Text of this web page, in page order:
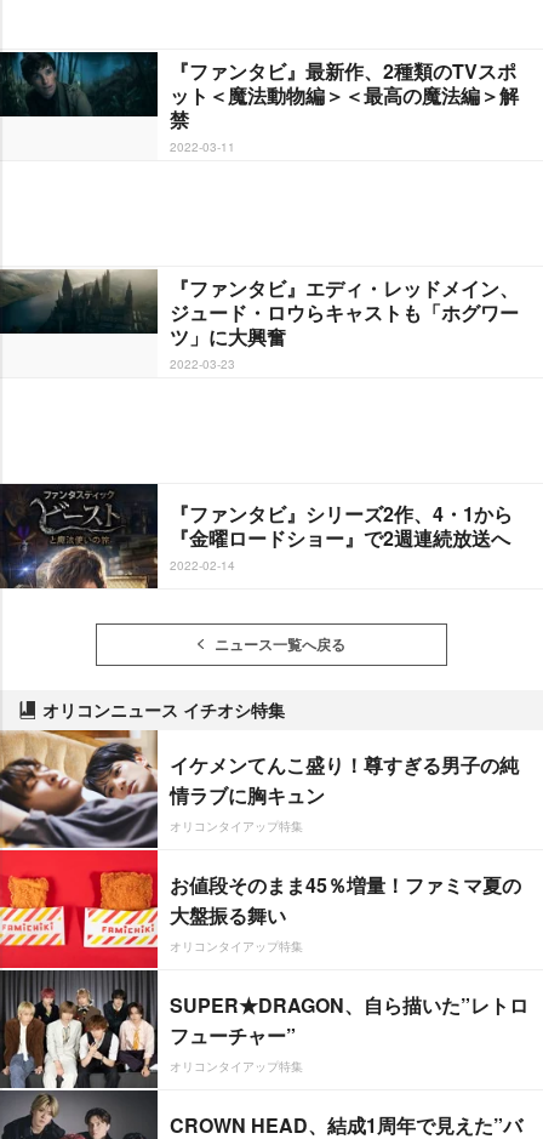
『ファンタビ』最新作、2種類のTVスポ
ット＜魔法動物編＞＜最高の魔法編＞解
禁
2022-03-11
『ファンタビ』エディ・レッドメイン、
ジュード・ロウらキャストも「ホグワー
ツ」に大興奮
2022-03-23
『ファンタビ』シリーズ2作、4・1から
『金曜ロードショー』で2週連続放送へ
2022-02-14
ニュース一覧へ戻る
オリコンニュース イチオシ特集
イケメンてんこ盛り！尊すぎる男子の純
情ラブに胸キュン
オリコンタイアップ特集
お値段そのまま45％増量！ファミマ夏の
大盤振る舞い
オリコンタイアップ特集
SUPER★DRAGON、自ら描いた”レトロ
フューチャー”
オリコンタイアップ特集
CROWN HEAD、結成1周年で見えた”バ